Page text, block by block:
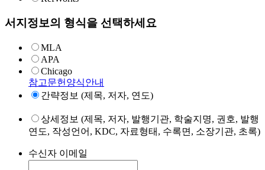
서지정보의 형식을 선택하세요
MLA
APA
Chicago
참고문헌양식안내
간략정보 (제목, 저자, 연도)
상세정보 (제목, 저자, 발행기관, 학술지명, 권호, 발행
연도, 작성언어, KDC, 자료형태, 수록면, 소장기관, 초록)
수신자 이메일